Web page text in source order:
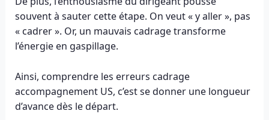
souvent à sauter cette étape. On veut « y aller », pas
« cadrer ». Or, un mauvais cadrage transforme
l’énergie en gaspillage.
Ainsi, comprendre les erreurs cadrage
accompagnement US, c’est se donner une longueur
d’avance dès le départ.